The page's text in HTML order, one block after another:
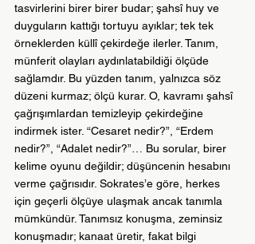
tasvirlerini birer birer budar; şahsî huy ve
duyguların kattığı tortuyu ayıklar; tek tek
örneklerden küllî çekirdeğe ilerler. Tanım,
münferit olayları aydınlatabildiği ölçüde
sağlamdır. Bu yüzden tanım, yalnızca söz
düzeni kurmaz; ölçü kurar. O, kavramı şahsî
çağrışımlardan temizleyip çekirdeğine
indirmek ister. “Cesaret nedir?”, “Erdem
nedir?”, “Adalet nedir?”… Bu sorular, birer
kelime oyunu değildir; düşüncenin hesabını
verme çağrısıdır. Sokrates’e göre, herkes
için geçerli ölçüye ulaşmak ancak tanımla
mümkündür. Tanımsız konuşma, zeminsiz
konuşmadır; kanaat üretir, fakat bilgi